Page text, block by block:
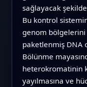
sağlayacak
Bu kontrol
genom bölgelerini
paketlenmiş DNA
Bölünme
heterokromatinin
yayılmasına ve